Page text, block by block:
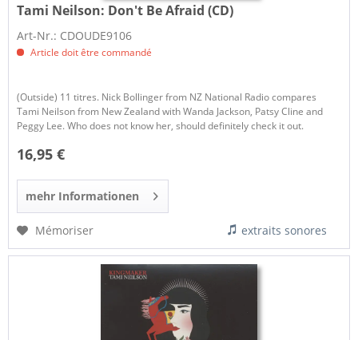
Tami Neilson: Don't Be Afraid (CD)
Art-Nr.: CDOUDE9106
Article doit être commandé
(Outside) 11 titres. Nick Bollinger from NZ National Radio compares
Tami Neilson from New Zealand with Wanda Jackson, Patsy Cline and
Peggy Lee. Who does not know her, should definitely check it out.
16,95 €
mehr Informationen
Mémoriser extraits sonores